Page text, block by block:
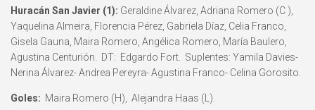
Huracán San Javier (1): Geraldine Álvarez, Adriana Romero (C ),
Yaquelina Almeira, Florencia Pérez, Gabriela Díaz, Celia Franco,
Gisela Gauna, Maira Romero, Angélica Romero, María Baulero,
Agustina Centurión. DT: Edgardo Fort. Suplentes: Yamila Davies-
Nerina Álvarez- Andrea Pereyra- Agustina Franco- Celina Gorosito.
Goles: Maira Romero (H), Alejandra Haas (L).